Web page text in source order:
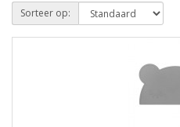
Sorteer op: